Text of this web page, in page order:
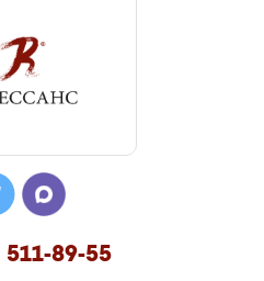
511-89-55